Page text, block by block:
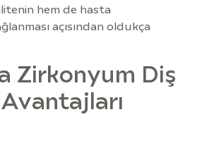
hem de hasta
açısından oldukça
Zirkonyum Diş